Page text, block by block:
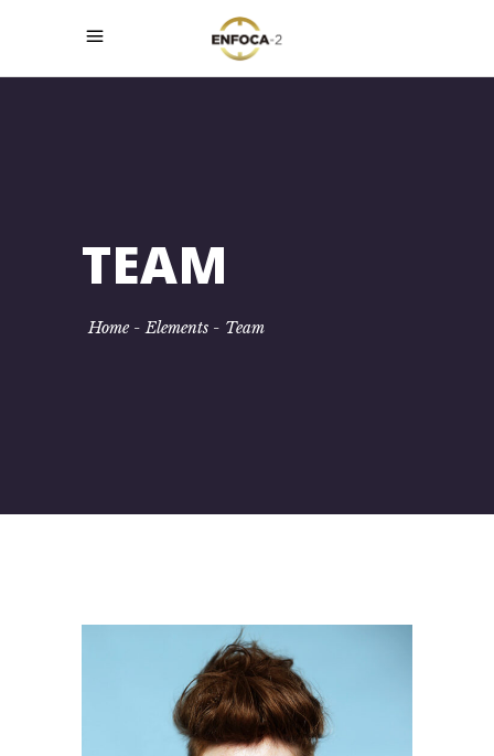
TEAM
Home-Elements - Team